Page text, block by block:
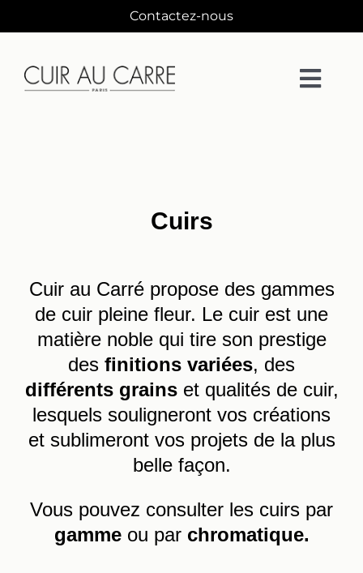
Contactez-nous
Collaborations
Designers
Réalisations
Panier
Mon compte
Cuirs
Cuir au Carré propose des gammes
de cuir pleine fleur. Le cuir est une
matière noble qui tire son prestige
des finitions variées, des
différents grainset qualités de cuir,
lesquels souligneront vos créations
et sublimeront vos projets de la plus
belle façon.
Vous pouvez consulter les cuirs par
gammeou par chromatique.